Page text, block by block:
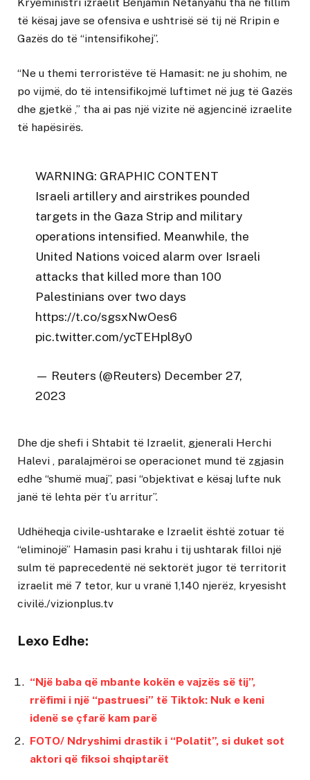
të kësaj jave se ofensiva e ushtrisë së tij në Rripin e
Gazës do të “intensifikohej”.
“Ne u themi terroristëve të Hamasit: ne ju shohim, ne
po vijmë, do të intensifikojmë luftimet në jug të Gazës
dhe gjetkë ,” tha ai pas një vizite në agjencinë izraelite
të hapësirës.
WARNING: GRAPHIC CONTENT
Israeli artillery and airstrikes pounded
targets in the Gaza Strip and military
operations intensified. Meanwhile, the
United Nations voiced alarm over Israeli
attacks that killed more than 100
Palestinians over two days
https://t.co/sgsxNwOes6
pic.twitter.com/ycTEHpl8y0
— Reuters (@Reuters) December 27,
2023
Dhe dje shefi i Shtabit të Izraelit, gjenerali Herchi
Halevi , paralajmëroi se operacionet mund të zgjasin
edhe “shumë muaj”, pasi “objektivat e kësaj lufte nuk
janë të lehta për t’u arritur”.
Udhëheqja civile-ushtarake e Izraelit është zotuar të
“eliminojë” Hamasin pasi krahu i tij ushtarak filloi një
sulm të paprecedentë në sektorët jugor të territorit
izraelit më 7 tetor, kur u vranë 1,140 njerëz, kryesisht
civilë./vizionplus.tv
Lexo Edhe:
“Një baba që mbante kokën e vajzës së tij”,
rrëfimi i një “pastruesi” të Tiktok: Nuk e keni
idenë se çfarë kam parë
FOTO/ Ndryshimi drastik i “Polatit”, si duket sot
aktori që fiksoi shqiptarët